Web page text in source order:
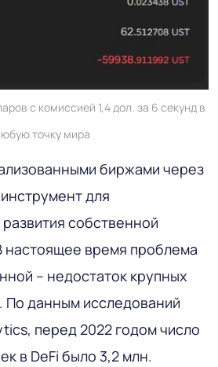
с комиссией 1,4 дол. за 6 секунд в
точку мира
биржами через
для
собственной
настоящее время проблема
– недостаток крупных
По данным исследований
перед 2022 годом число
в DeFi было 3,2 млн.